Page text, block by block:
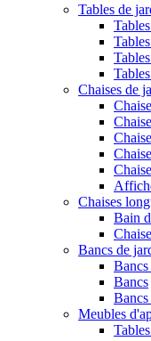
Tables de
Chaises de
Chaises
Bain
Bancs de
Bancs
Bancs
Meubles